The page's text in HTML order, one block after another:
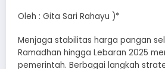
Oleh : Gita Sari Rahayu )*
Menjaga stabilitas harga pangan
Ramadhan hingga Lebaran 2025
pemerintah. Berbagai langkah